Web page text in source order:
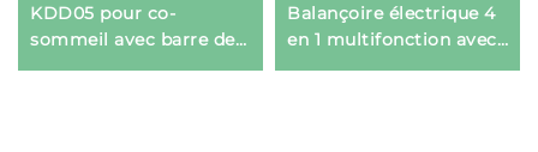
KDD05 pour co-
sommeil avec barre de
jouets musicaux
Balançoire électrique 4
en 1 multifonction avec
panneau d'affichage